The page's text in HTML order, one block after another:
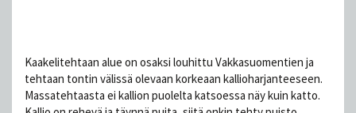
Kaakelitehtaan alue on osaksi louhittu Vakkasuomentien ja
tehtaan tontin välissä olevaan korkeaan kallioharjanteeseen.
Massatehtaasta ei kallion puolelta katsoessa näy kuin katto.